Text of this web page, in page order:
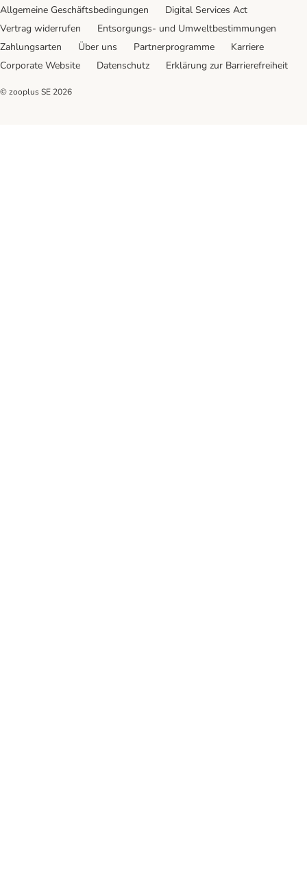
Allgemeine Geschäftsbedingungen
Digital Services Act
Vertrag widerrufen
Entsorgungs- und Umweltbestimmungen
Zahlungsarten
Über uns Partnerprogramme
Karriere
Corporate Website
Datenschutz Erklärung zur Barrierefreiheit
© zooplus SE 2026